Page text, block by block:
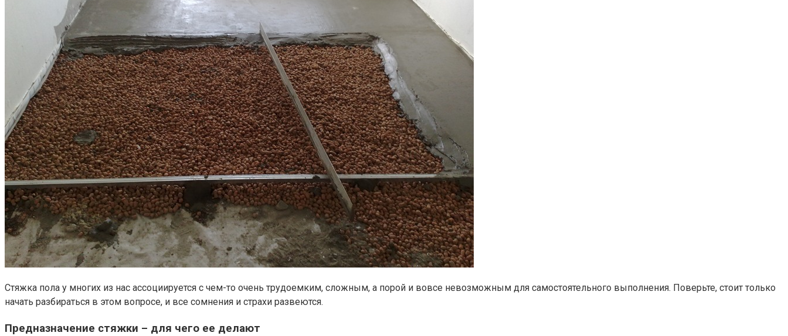
Стяжка пола у многих из нас ассоциируется с чем-то очень трудоемким, сложным, а порой и вовсе невозможным для самостоятельного выполнения. Поверьте, стоит только
начать разбираться в этом вопросе, и все сомнения и страхи развеются.
Предназначение стяжки – для чего ее делают